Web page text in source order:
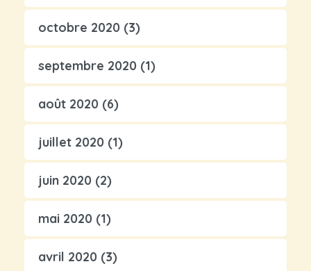
octobre 2020 (3)
septembre 2020 (1)
août 2020 (6)
juillet 2020 (1)
juin 2020 (2)
mai 2020 (1)
avril 2020 (3)